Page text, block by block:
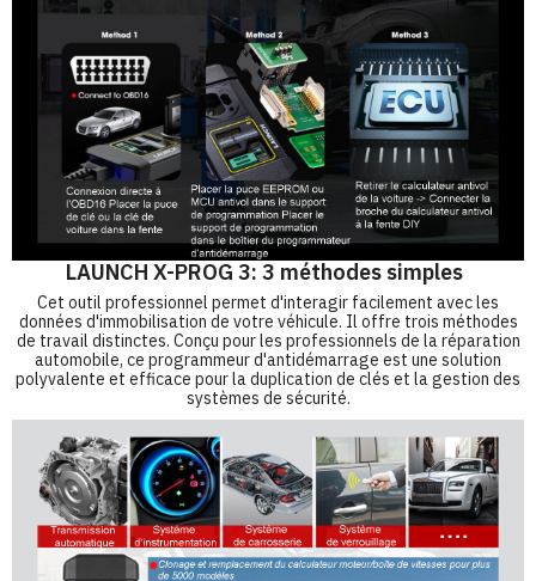
LAUNCH X-PROG 3: 3 méthodes simples
Cet outil professionnel permet d'interagir facilement avec les
données d'immobilisation de votre véhicule. Il offre trois méthodes
de travail distinctes. Conçu pour les professionnels de la réparation
automobile, ce programmeur d'antidémarrage est une solution
polyvalente et efficace pour la duplication de clés et la gestion des
systèmes de sécurité.